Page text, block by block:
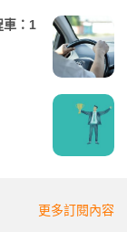
車：1
更多訂閱內容